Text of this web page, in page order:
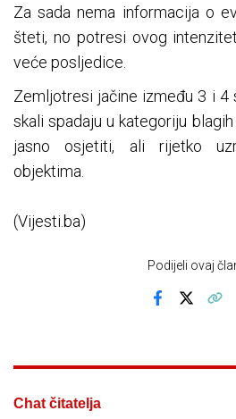
Za sada nema informacija o
šteti, no potresi ovog
veće posljedice.
Zemljotresi jačine između 3 i 4
skali spadaju u kategoriju
jasno osjetiti, ali rijetko
objektima.
(Vijesti.ba)
Podijeli ovaj
Chat čitatelja